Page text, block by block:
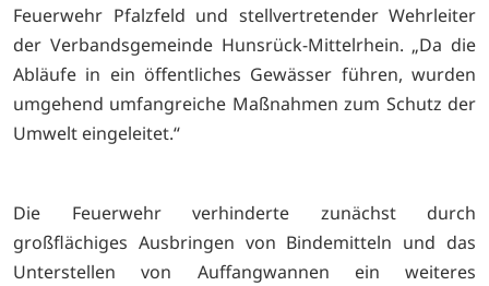
Feuerwehr Pfalzfeld und stellvertretender Wehrleiter
der Verbandsgemeinde Hunsrück-Mittelrhein. „Da die
Abläufe in ein öffentliches Gewässer führen, wurden
umgehend umfangreiche Maßnahmen zum Schutz der
Umwelt eingeleitet.“
Die Feuerwehr verhinderte zunächst durch
großflächiges Ausbringen von Bindemitteln und das
Unterstellen von Auffangwannen ein weiteres